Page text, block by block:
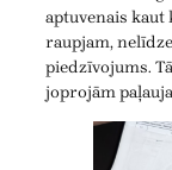
aptuvenais
raupjam,
piedzīvojums.
joprojām